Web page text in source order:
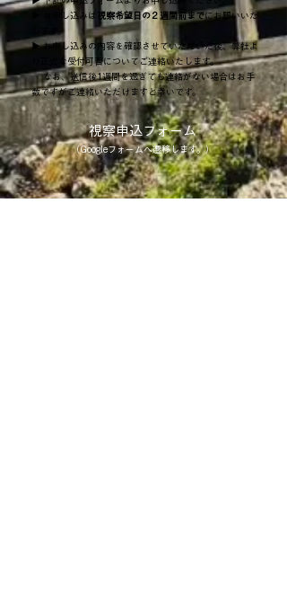
▶ お申し込みは
視察希望日の２週間前までにお願いいた
▶ お申し込みの内容を確認させていただいた後、弊社よ
り正式な受付可否についてご連絡いたします。
なお、送信後1週間を過ぎても連絡がない場合はお手
数ですがご連絡いただけますと幸いです。
視察申込フォーム
​（Googleフォームへ遷移します。）